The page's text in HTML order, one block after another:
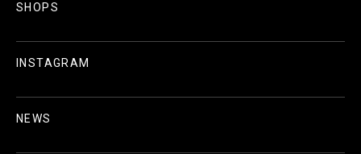
SHOPS
INSTAGRAM
NEWS